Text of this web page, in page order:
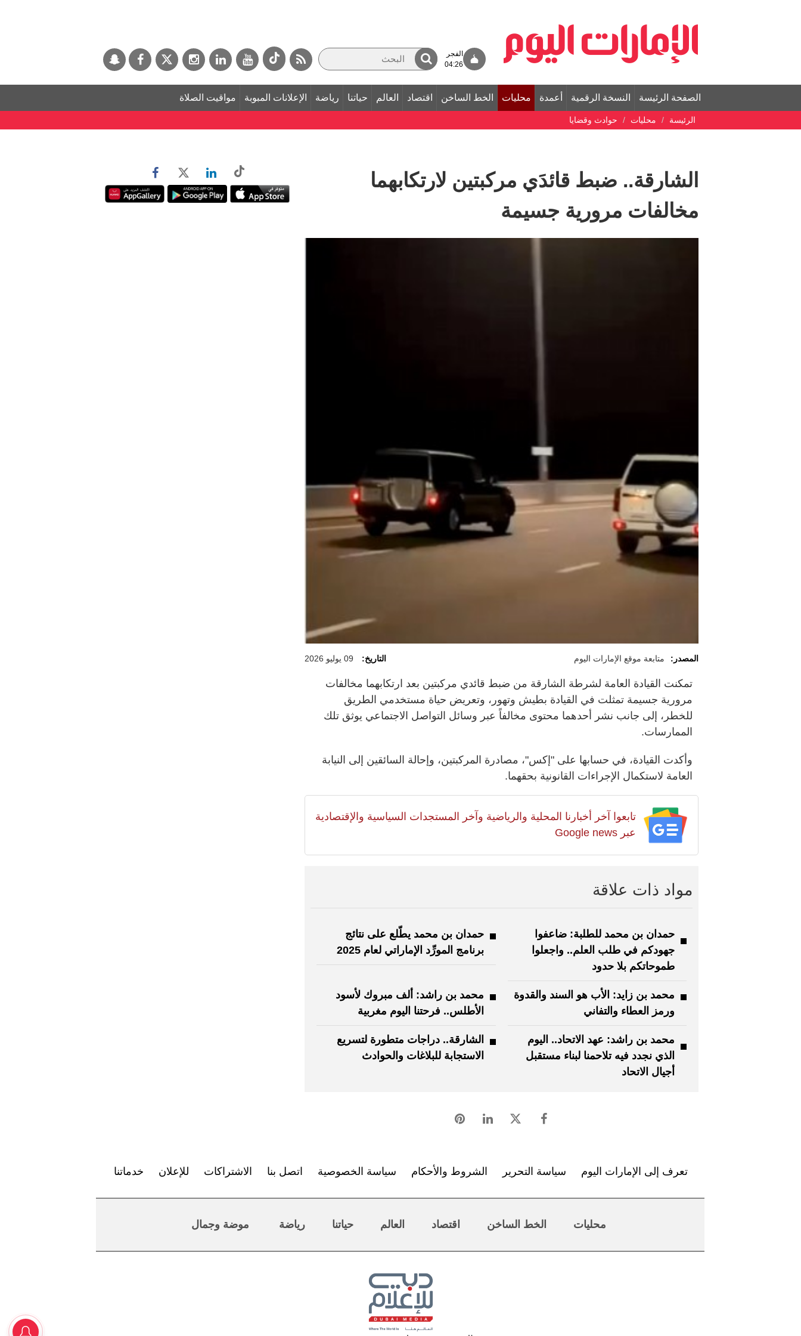
الفجر
04:26
الصفحة الرئيسة النسخة الرقمية أعمدة محليات الخط الساخن اقتصاد العالم حياتنا رياضة الإعلانات المبوبة مواقيت الصلاة
الرئيسة محليات حوادث وقضايا
الشارقة.. ضبط قائدَي مركبتين لارتكابهما
مخالفات مرورية جسيمة
المصدر: متابعة موقع الإمارات اليوم التاريخ: 09 يوليو 2026
تمكنت القيادة العامة لشرطة الشارقة من ضبط قائدي مركبتين بعد ارتكابهما مخالفات
مرورية جسيمة تمثلت في القيادة بطيش وتهور، وتعريض حياة مستخدمي الطريق
للخطر، إلى جانب نشر أحدهما محتوى مخالفاً عبر وسائل التواصل الاجتماعي يوثق تلك
الممارسات.
وأكدت القيادة، في حسابها على "إكس"، مصادرة المركبتين، وإحالة السائقين إلى النيابة
العامة لاستكمال الإجراءات القانونية بحقهما.
تابعوا آخر أخبارنا المحلية والرياضية وآخر المستجدات السياسية والإقتصادية
عبر Google news
مواد ذات علاقة
حمدان بن محمد للطلبة: ضاعفوا
جهودكم في طلب العلم.. واجعلوا
طموحاتكم بلا حدود
حمدان بن محمد يطّلع على نتائج
برنامج المورِّد الإماراتي لعام 2025
محمد بن زايد: الأب هو السند والقدوة
ورمز العطاء والتفاني
محمد بن راشد: ألف مبروك لأسود
الأطلس.. فرحتنا اليوم مغربية
محمد بن راشد: عهد الاتحاد.. اليوم
الذي نجدد فيه تلاحمنا لبناء مستقبل
أجيال الاتحاد
الشارقة.. دراجات متطورة لتسريع
الاستجابة للبلاغات والحوادث
تعرف إلى الإمارات اليوم سياسة التحرير الشروط والأحكام سياسة الخصوصية اتصل بنا الاشتراكات للإعلان خدماتنا
محليات الخط الساخن اقتصاد العالم حياتنا رياضة موضة وجمال